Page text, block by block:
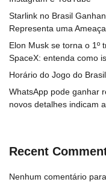
Starlink no Brasil
Representa uma
Elon Musk se torna o 1º
SpaceX: entenda como
Horário do Jogo do
WhatsApp pode ganhar
novos detalhes indicam
Recent
Nenhum comentário